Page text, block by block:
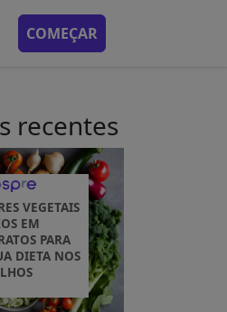
COMEÇAR
recentes
VEGETAIS
EM
PARA
DIETA NOS